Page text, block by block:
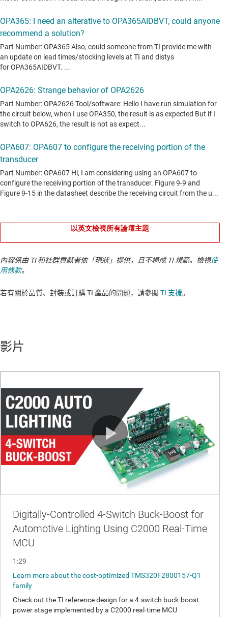
以英文檢視所有論壇主題
內容係由 TI 和社群貢獻者依「現狀」提供，且不構成 TI 規範。檢視使
用條款。
若有關於品質、封裝或訂購 TI 產品的問題，請參閱 TI 支援。​​​​​​​​​​​​​​
影片